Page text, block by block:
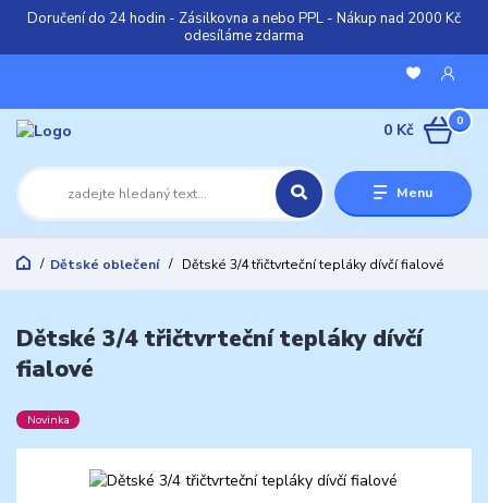
Doručení do 24 hodin - Zásilkovna a nebo PPL - Nákup nad 2000 Kč
odesíláme zdarma
Menu
0
0 Kč
Dětské oblečení Dětské 3/4 třičtvrteční tepláky dívčí fialové
Dětské 3/4 třičtvrteční tepláky dívčí
fialové
Novinka